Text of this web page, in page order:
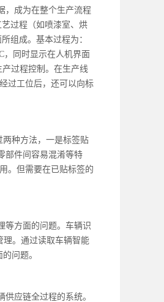
，成为在整个生产流程
过程（如喷漆室、烘
组成。基本过程为：
，同时显示在人机界面
过程控制。在生产线
过工位后，还可以向标
种方法，一是标签贴
部件间容易混淆等特
。但需要在已贴标签的
等方面的问题。车辆识
理。通过读取车辆智能
问题。
应链全过程的系统。